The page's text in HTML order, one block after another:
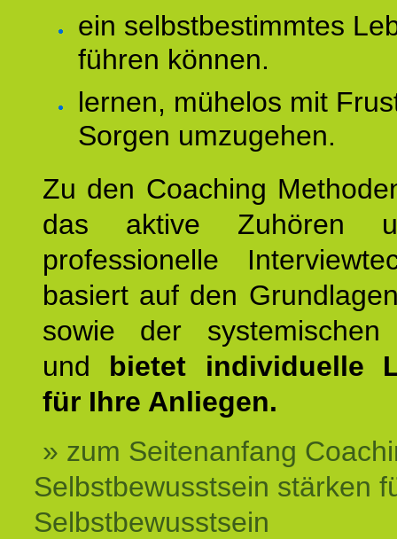
ein selbstbestimmtes
führen können.
lernen, mühelos mit
Sorgen umzugehen.
Zu den Coaching
das aktive Zuhören
professionelle
basiert auf den
sowie der systemischen
und bietet individuelle
für Ihre Anliegen.
» zum Seitenanfang
Selbstbewusstsein stärken
Selbstbewusstsein